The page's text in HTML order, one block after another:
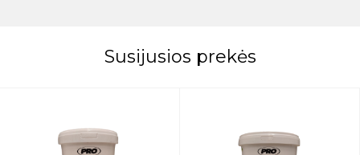
Susijusios prekės